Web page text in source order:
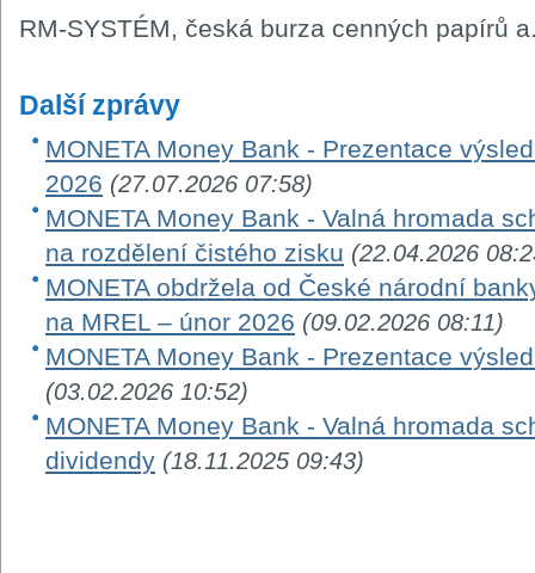
RM-SYSTÉM, česká burza cenných papírů
Další zprávy
MONETA Money Bank - Prezentace
2026 (27.07.2026 07:58)
MONETA Money Bank - Valná hromada
na rozdělení čistého zisku (22.04.2026
MONETA obdržela od České národní
na MREL – únor 2026 (09.02.2026 08:11)
MONETA Money Bank - Prezentace
(03.02.2026 10:52)
MONETA Money Bank - Valná hromada
dividendy (18.11.2025 09:43)